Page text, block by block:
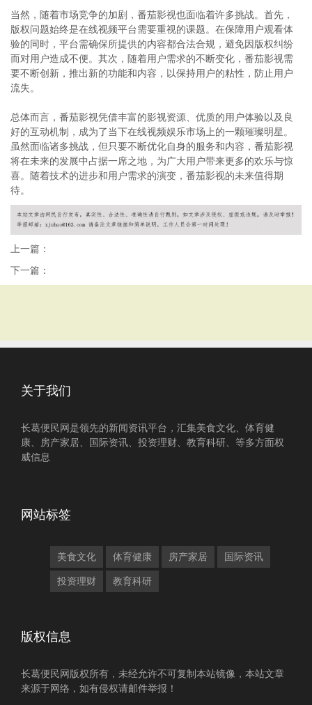
当然，随着市场竞争的加剧，番茄影视也面临着许多挑战。首先，
版权问题始终是在线视频平台需要重视的课题。在保障用户观看体
验的同时，平台需确保所提供的内容都合法合规，避免因版权纠纷
而对用户造成不便。其次，随着用户需求的不断变化，番茄影视需
要不断创新，推出新的功能和内容，以保持用户的粘性，防止用户
流失。
总体而言，番茄影视凭借丰富的影视资源、优质的用户体验以及良
好的互动机制，成为了当下在线视频娱乐市场上的一颗璀璨明星。
虽然面临诸多挑战，但只要不断优化自身的服务和内容，番茄影视
将在未来的发展中占据一席之地，为广大用户带来更多的欢乐与惊
喜。随着技术的进步和用户需求的演变，番茄影视的未来值得期
待。
上一篇：
下一篇：
关于我们
长葛便民网是领先的新闻资讯平台，汇集美食文化、体育健
康、房产家居、国际资讯、投资理财、教育科研、等多方面权
威信息
网站标签
美食文化 体育健康 房产家居 国际资讯
投资理财 教育科研
版权信息
长葛便民网版权所有，未经允许不可复制本站镜像，本站文章
来源于网络，如有侵权请邮件举报！